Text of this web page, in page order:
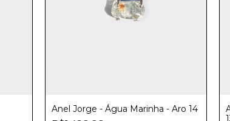
Anel Jorge - Água Marinha - Aro 14